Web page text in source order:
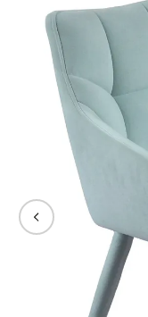
материала стул
общественных
Стул Лео
Аккуратные швы
визуальную
Закругленные
усиливают
Богатая
комбинировать
Идеально для тех,
🔹 Комфорт —
🔹 Качество —
🔹 Стиль —